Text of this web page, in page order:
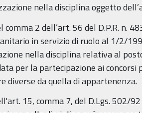
nella disciplina oggetto
comma 2 dell’art. 56 del D.P.R. n.
in servizio di ruolo al 1/2/
nella disciplina relativa al
per la partecipazione ai concorsi
diverse da quella di appartenenza.
15, comma 7, del D.Lgs. 502/